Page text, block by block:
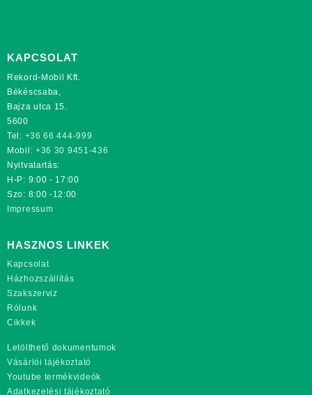
KAPCSOLAT
Rekord-Mobil Kft.
Békéscsaba,
Bajza utca 15.
5600
Tel: +36 66 444-999
Mobil: +36 30 9451-436
Nyitvatartás:
H-P: 9:00 - 17:00
Szo: 8:00 -12:00
Impressum
HASZNOS LINKEK
Kapcsolat
Házhozszállítás
Szakszerviz
Rólunk
Cikkek
Letölthető dokumentumok
Vásárlói tájékoztató
Youtube termékvideók
Adatkezelési tájékoztató